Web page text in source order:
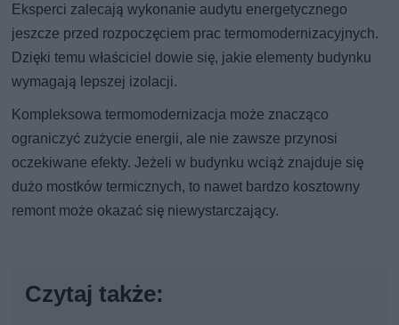
Eksperci zalecają wykonanie audytu energetycznego
jeszcze przed rozpoczęciem prac termomodernizacyjnych.
Dzięki temu właściciel dowie się, jakie elementy budynku
wymagają lepszej izolacji.
Kompleksowa termomodernizacja może znacząco
ograniczyć zużycie energii, ale nie zawsze przynosi
oczekiwane efekty. Jeżeli w budynku wciąż znajduje się
dużo mostków termicznych, to nawet bardzo kosztowny
remont może okazać się niewystarczający.
Czytaj także: